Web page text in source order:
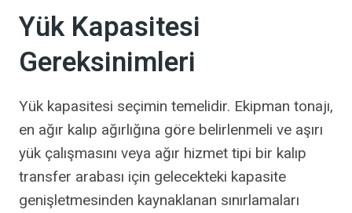
Yük Kapasitesi
Gereksinimleri
Yük kapasitesi seçimin temelidir. Ekipman tonajı,
en ağır kalıp ağırlığına göre belirlenmeli ve aşırı
yük çalışmasını veya ağır hizmet tipi bir kalıp
transfer arabası için gelecekteki kapasite
genişletmesinden kaynaklanan sınırlamaları